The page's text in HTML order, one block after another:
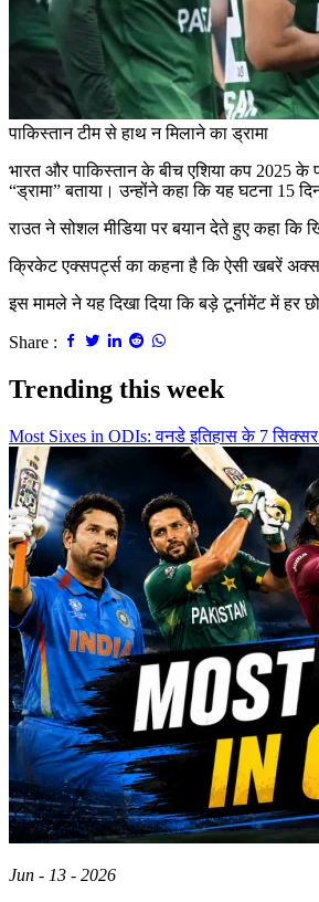
पाकिस्तान टीम से हाथ न मिलाने का ड्रामा
भारत और पाकिस्तान के बीच एशिया कप 2025 के
“ड्रामा” बताया। उन्होंने कहा कि यह घटना 15
राउत ने सोशल मीडिया पर बयान देते हुए कहा कि
क्रिकेट एक्सपर्ट्स का कहना है कि ऐसी खबरें
इस मामले ने यह दिखा दिया कि बड़े टूर्नामेंट में हर
Share :
Trending this week
Most Sixes in ODIs: वनडे इतिहास के 7 सिक्सर
Jun - 13 - 2026